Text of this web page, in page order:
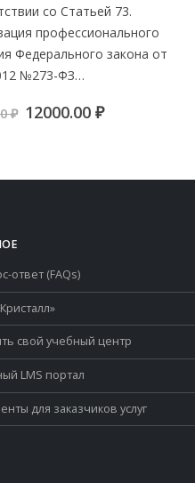
со Статьей 73.
профессионального
Федерального закона от
№273-ФЗ…
₽ Первоначальная
12000.00₽Текущая
ответ (FAQs)
свой учебный центр
LMS портал
для заказчиков услуг